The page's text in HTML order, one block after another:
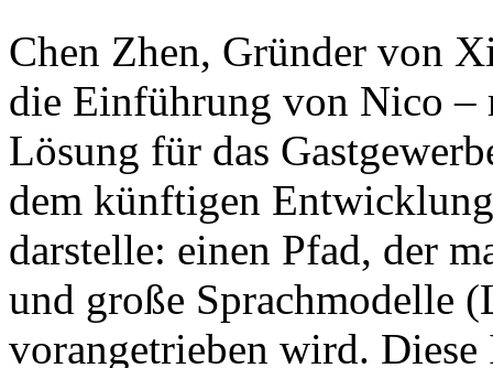
Chen Zhen, Gründer von
die Einführung von Nico –
Lösung für das
dem künftigen
darstelle: einen Pfad, der
und große Sprachmodelle
vorangetrieben wird.